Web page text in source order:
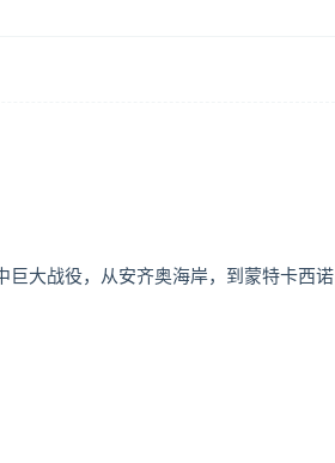
巨大战役，从安齐奥海岸，到蒙特卡西诺